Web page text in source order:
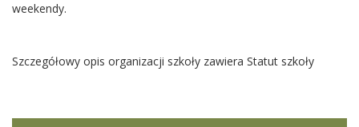
weekendy.
Szczegółowy opis organizacji szkoły zawiera Statut szkoły